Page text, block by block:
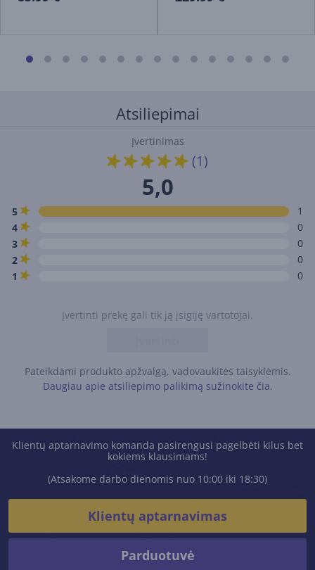
Atsiliepimai
Įvertinimas
(1)
5,0
5
1
4
0
3
0
2
0
1
0
Įvertinti prekę gali tik ją įsigiję vartotojai.
Pateikdami produkto apžvalgą, vadovaukitės taisyklėmis.
Daugiau apie atsiliepimo palikimą sužinokite čia.
Klientų aptarnavimo komanda pasirengusi pagelbėti kilus bet
kokiems klausimams!
(Atsakome darbo dienomis nuo 10:00 iki 18:30)
Klientų aptarnavimas
Parduotuvė